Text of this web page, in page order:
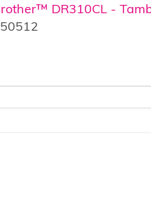
DR310CL -